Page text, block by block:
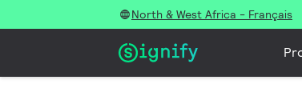
North & West Africa - Français